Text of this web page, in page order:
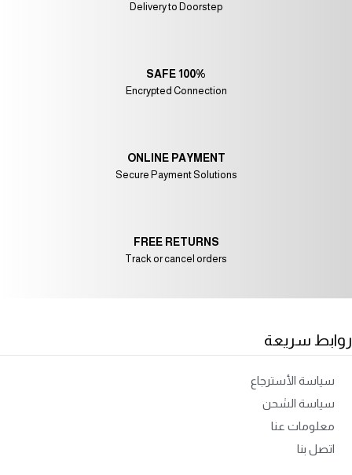
FREE RETURNS
Track or cancel orders
ONLINE PAYMENT
Secure Payment Solutions
100% SAFE
Encrypted Connection
Delivery to Doorstep
روابط سريعة
سياسة الأسترجاع
سياسة الشحن
معلومات عنا
اتصل بنا